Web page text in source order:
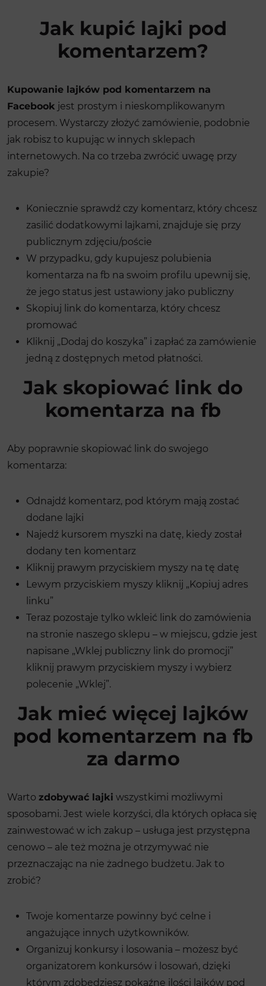
Jak kupić lajki pod
komentarzem?
Kupowanie lajków pod komentarzem na
Facebook jest prostym i nieskomplikowanym
procesem. Wystarczy złożyć zamówienie, podobnie
jak robisz to kupując w innych sklepach
internetowych. Na co trzeba zwrócić uwagę przy
zakupie?
Koniecznie sprawdź czy komentarz, który chcesz
zasilić dodatkowymi lajkami, znajduje się przy
publicznym zdjęciu/poście
W przypadku, gdy kupujesz polubienia
komentarza na fb na swoim profilu upewnij się,
że jego status jest ustawiony jako publiczny
Skopiuj link do komentarza, który chcesz
promować
Kliknij „Dodaj do koszyka” i zapłać za zamówienie
jedną z dostępnych metod płatności.
Jak skopiować link do
komentarza na fb
Aby poprawnie skopiować link do swojego
komentarza:
Odnajdź komentarz, pod którym mają zostać
dodane lajki
Najedź kursorem myszki na datę, kiedy został
dodany ten komentarz
Kliknij prawym przyciskiem myszy na tę datę
Lewym przyciskiem myszy kliknij „Kopiuj adres
linku”
Teraz pozostaje tylko wkleić link do zamówienia
na stronie naszego sklepu – w miejscu, gdzie jest
napisane „Wklej publiczny link do promocji”
kliknij prawym przyciskiem myszy i wybierz
polecenie „Wklej”.
Jak mieć więcej lajków
pod komentarzem na fb
za darmo
Warto zdobywać lajki wszystkimi możliwymi
sposobami. Jest wiele korzyści, dla których opłaca się
zainwestować w ich zakup – usługa jest przystępna
cenowo – ale też można je otrzymywać nie
przeznaczając na nie żadnego budżetu. Jak to
zrobić?
Twoje komentarze powinny być celne i
angażujące innych użytkowników.
Organizuj konkursy i losowania – możesz być
organizatorem konkursów i losowań, dzięki
którym zdobędziesz pokaźne ilości lajków pod